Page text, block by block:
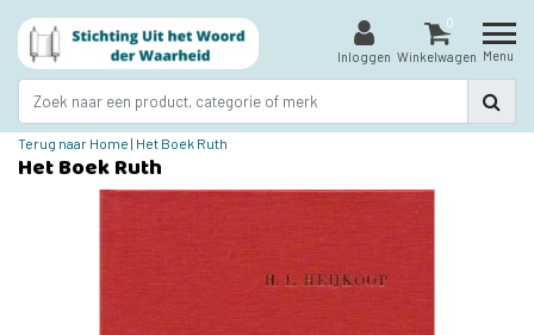
Inloggen
0
Winkelwagen Menu
Terug naar Home | Het Boek Ruth
Het Boek Ruth